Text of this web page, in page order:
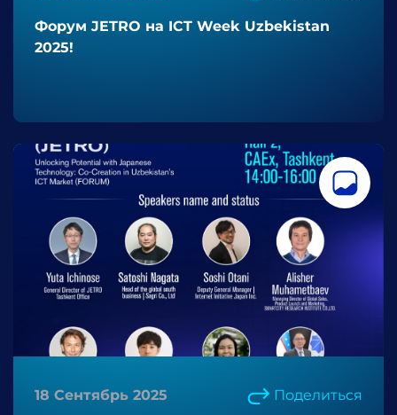
Форум JETRO на ICT Week Uzbekistan
2025!
18 Сентябрь 2025 Поделиться